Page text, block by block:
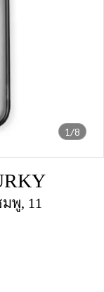
1/8
พู, 11